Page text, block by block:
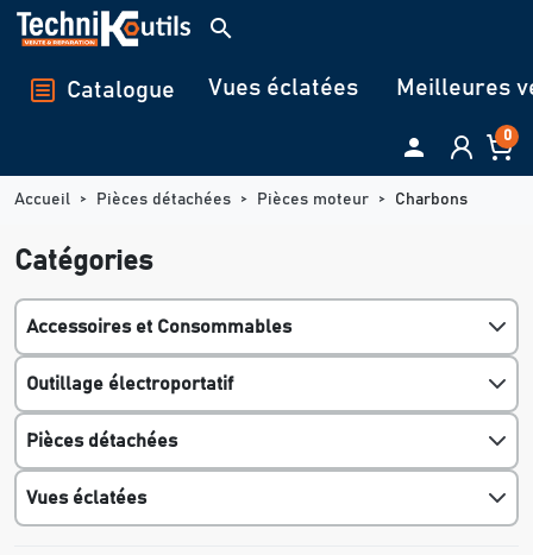
Panneau de gestion des cookies
search
Catalogue Vues éclatées Meilleures
 0
Accueil Pièces détachées Pièces moteur Charbons
Catégories
Accessoires et Consommables
Outillage électroportatif
Pièces détachées
Vues éclatées